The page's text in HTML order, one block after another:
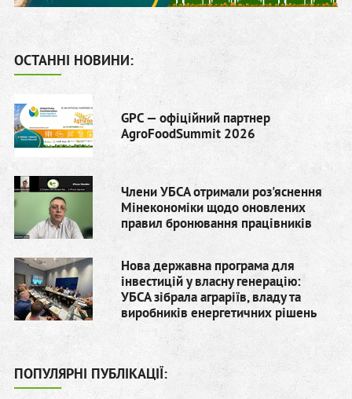
ОСТАННІ НОВИНИ:
GPC — офіційний партнер
AgroFoodSummit 2026
Члени УБСА отримали роз'яснення
Мінекономіки щодо оновлених
правил бронювання працівників
Нова державна програма для
інвестицій у власну генерацію:
УБСА зібрала аграріїв, владу та
виробників енергетичних рішень
ПОПУЛЯРНІ ПУБЛІКАЦІЇ: